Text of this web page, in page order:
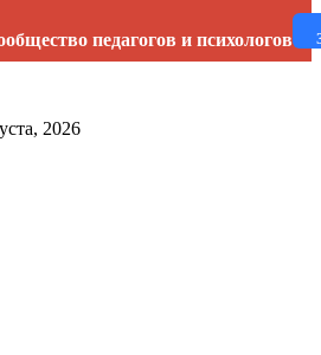
педагогов и психологов
2026